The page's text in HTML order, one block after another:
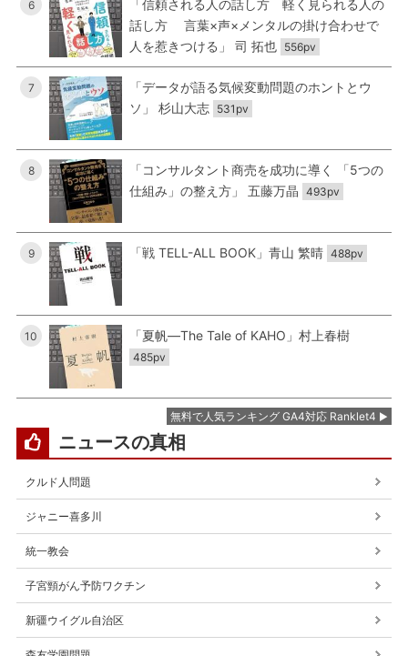
6
「信頼される人の話し方 軽く見られる人の
話し方 言葉×声×メンタルの掛け合わせで
人を惹きつける」 司 拓也 556pv
7
「データが語る気候変動問題のホントとウ
ソ」 杉山大志 531pv
8
「コンサルタント商売を成功に導く 「5つの
仕組み」の整え方」 五藤万晶 493pv
9 「戦 TELL-ALL BOOK」青山 繁晴 488pv
10 「夏帆―The Tale of KAHO」村上春樹
485pv
無料で人気ランキング GA4対応 Ranklet4
ニュースの真相
クルド人問題
ジャニー喜多川
統一教会
子宮頸がん予防ワクチン
新疆ウイグル自治区